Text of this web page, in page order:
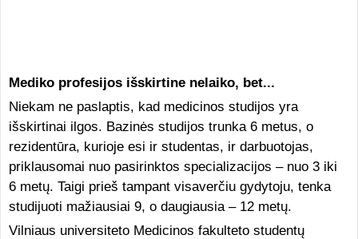
Mediko profesijos išskirtine nelaiko, bet...
Niekam ne paslaptis, kad medicinos studijos yra
išskirtinai ilgos. Bazinės studijos trunka 6 metus, o
rezidentūra, kurioje esi ir studentas, ir darbuotojas,
priklausomai nuo pasirinktos specializacijos – nuo 3 iki
6 metų. Taigi prieš tampant visaverčiu gydytoju, tenka
studijuoti mažiausiai 9, o daugiausia – 12 metų.
Vilniaus universiteto Medicinos fakulteto studentų